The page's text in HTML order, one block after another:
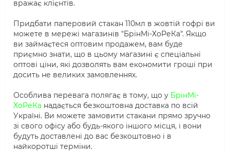
вражає клієнтів.
Придбати паперовий стакан 110мл в жовтій гофрі ви
можете в мережі магазинів "БрінМі-ХоРеКа". Якщо
ви займаєтеся оптовим продажем, вам буде
приємно знати, що в цьому магазині є спеціальні
оптові ціни, які дозволять вам економити гроші при
досить не великих замовленнях.
Особлива перевага полягає в тому, що у БрінМі-
ХоРеКа надається безкоштовна доставка по всій
Україні. Ви можете замовити стакани прямо зручно
зі свого офісу або будь-якого іншого місця, і вони
будуть доставлені до вас безкоштовно і в
найкоротші терміни.